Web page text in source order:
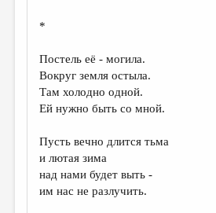
*
Постель её - могила.
Вокруг земля остыла.
Там холодно одной.
Ей нужно быть со мной.
Пусть вечно длится тьма
и лютая зима
над нами будет выть -
им нас не разлучить.